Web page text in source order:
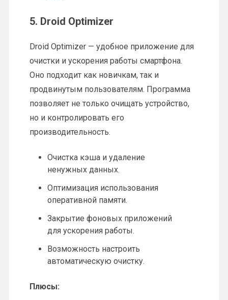
5. Droid Optimizer
Droid Optimizer — удобное приложение для
очистки и ускорения работы смартфона.
Оно подходит как новичкам, так и
продвинутым пользователям. Программа
позволяет не только очищать устройство,
но и контролировать его
производительность.
Очистка кэша и удаление
ненужных данных.
Оптимизация использования
оперативной памяти.
Закрытие фоновых приложений
для ускорения работы.
Возможность настроить
автоматическую очистку.
Плюсы: